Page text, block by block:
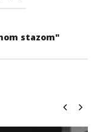
stazom"